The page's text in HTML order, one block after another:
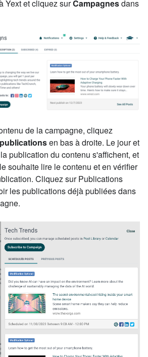
Yext et cliquez surCampagnesdans
de la campagne, cliquez
en bas à droite. Le jour et
publication du contenu s'affichent, et
souhaite lire le contenu et en vérifier
Cliquez sur Publications
les publications déjà publiées dans